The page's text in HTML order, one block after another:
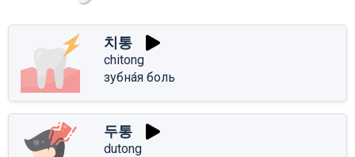
치통
chitong
зубна́я боль
두통
dutong